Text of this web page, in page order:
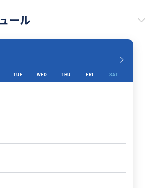
ール
TUE WED THU FRI SAT